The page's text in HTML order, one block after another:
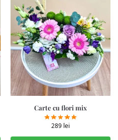
Carte cu flori mix
289 lei